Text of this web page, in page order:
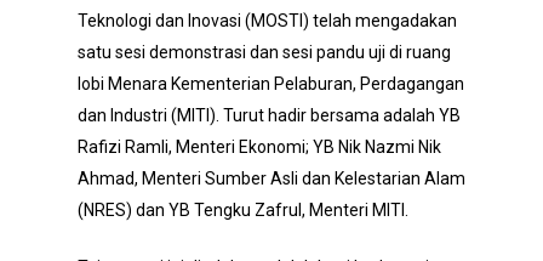
Teknologi dan Inovasi (MOSTI) telah mengadakan
satu sesi demonstrasi dan sesi pandu uji di ruang
lobi Menara Kementerian Pelaburan, Perdagangan
dan Industri (MITI). Turut hadir bersama adalah YB
Rafizi Ramli, Menteri Ekonomi; YB Nik Nazmi Nik
Ahmad, Menteri Sumber Asli dan Kelestarian Alam
(NRES) dan YB Tengku Zafrul, Menteri MITI.